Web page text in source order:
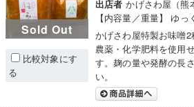
Sold Out
比較対象にす
る
出店者 かげさわ屋（熊
【内容量／重量】 ゆ
かげさわ屋特製お味噌2
農薬・化学肥料を使用
す。麹の量や発酵の長
い。